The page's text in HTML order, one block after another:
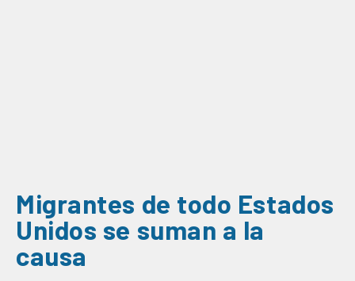
Migrantes de todo Estados
Unidos se suman a la
causa